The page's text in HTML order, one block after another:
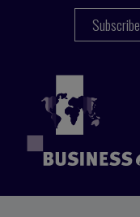
Subscribe